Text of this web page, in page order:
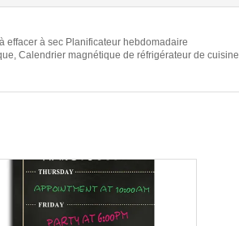
effacer à sec Planificateur hebdomadaire
Calendrier magnétique de réfrigérateur de cuisine